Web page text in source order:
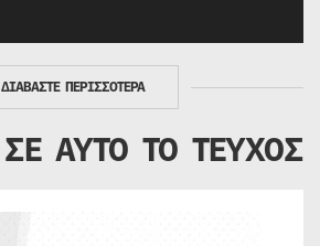
ΔΙΑΒΑΣΤΕ ΠΕΡΙΣΣΟΤΕΡΑ
ΣΕ ΑΥΤΟ ΤΟ ΤΕΥΧΟΣ